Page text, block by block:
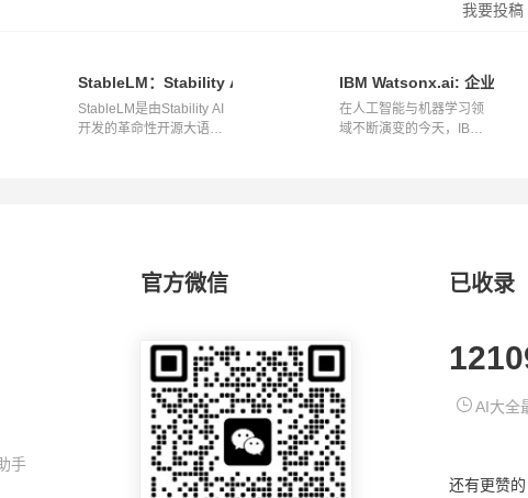
我要投稿
Innovation
得力助手 StableLM：Stability AI的革命性开源大语言模型
StableLM是由Stability AI
开发的革命性开源大语言
IBM Watsonx.ai: 企业级AI
在人工智能与机器学习领
域不断演变的今天，IBM
手
官方微信 已收录
AI大全
还有更赞的